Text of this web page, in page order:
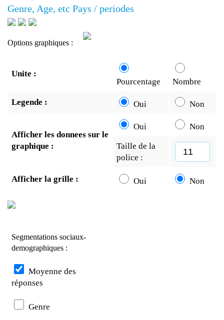
Genre, Age, etc Pays / periodes
Options graphiques :
Unite :
Pourcentage
Nombre
Legende : Oui Non
Afficher les donnees sur le
graphique :
Oui Non
Taille de la
police :
Afficher la grille : Oui Non
Segmentations sociaux-
demographiques :
Moyenne des
réponses
Genre